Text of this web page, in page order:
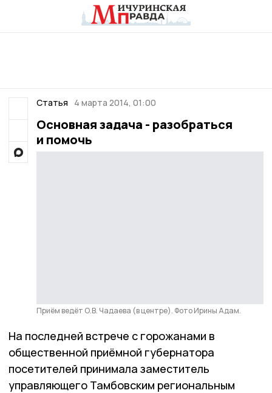
Статья 4 марта 2014, 01:00
Основная задача - разобраться
и помочь
Приём ведёт О.В. Чадаева (в центре). Фото Ирины Адам.
На последней встрече с горожанами в
общественной приёмной губернатора
посетителей принимала заместитель
управляющего Тамбовским региональным